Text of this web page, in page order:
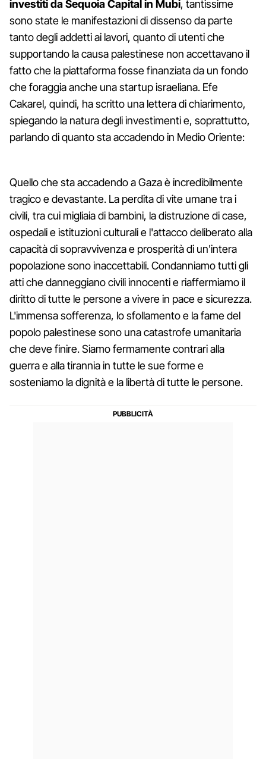
investiti da Sequoia Capital in Mubi, tantissime
sono state le manifestazioni di dissenso da parte
tanto degli addetti ai lavori, quanto di utenti che
supportando la causa palestinese non accettavano il
fatto che la piattaforma fosse finanziata da un fondo
che foraggia anche una startup israeliana. Efe
Cakarel, quindi, ha scritto una lettera di chiarimento,
spiegando la natura degli investimenti e, soprattutto,
parlando di quanto sta accadendo in Medio Oriente:
Quello che sta accadendo a Gaza è incredibilmente
tragico e devastante. La perdita di vite umane tra i
civili, tra cui migliaia di bambini, la distruzione di case,
ospedali e istituzioni culturali e l'attacco deliberato alla
capacità di sopravvivenza e prosperità di un'intera
popolazione sono inaccettabili. Condanniamo tutti gli
atti che danneggiano civili innocenti e riaffermiamo il
diritto di tutte le persone a vivere in pace e sicurezza.
L'immensa sofferenza, lo sfollamento e la fame del
popolo palestinese sono una catastrofe umanitaria
che deve finire. Siamo fermamente contrari alla
guerra e alla tirannia in tutte le sue forme e
sosteniamo la dignità e la libertà di tutte le persone.